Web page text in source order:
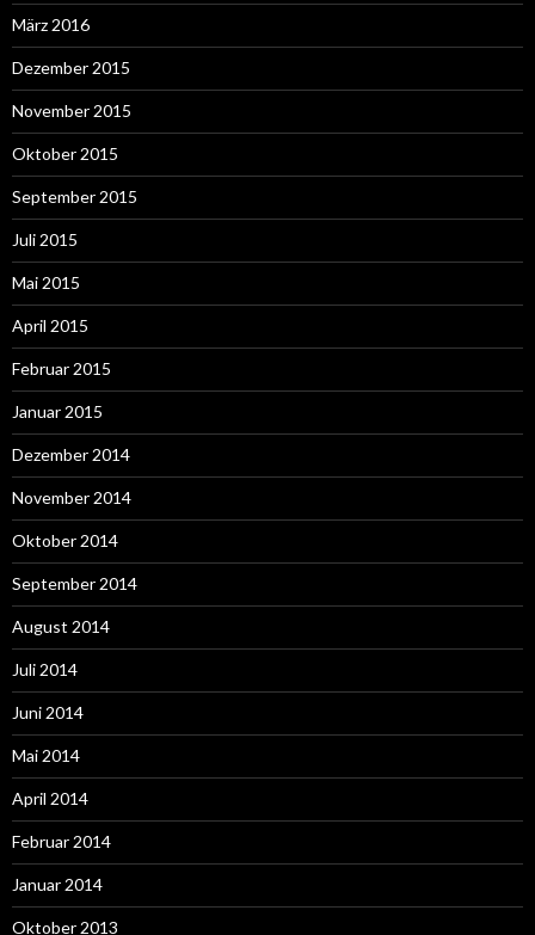
März 2016
Dezember 2015
November 2015
Oktober 2015
September 2015
Juli 2015
Mai 2015
April 2015
Februar 2015
Januar 2015
Dezember 2014
November 2014
Oktober 2014
September 2014
August 2014
Juli 2014
Juni 2014
Mai 2014
April 2014
Februar 2014
Januar 2014
Oktober 2013